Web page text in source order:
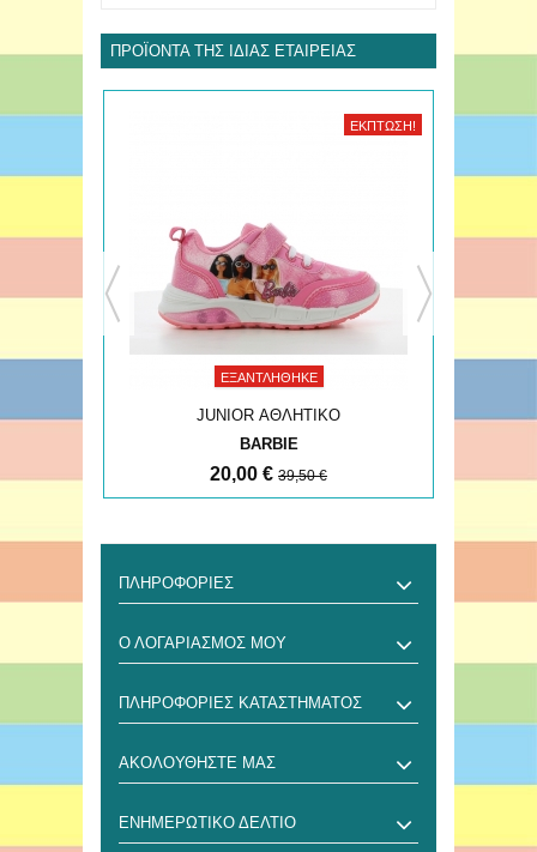
ΠΡΟΪΌΝΤΑ ΤΗΣ ΊΔΙΑΣ ΕΤΑΙΡΕΊΑΣ
ΈΚΠΤΩΣΗ!
ΕΞΑΝΤΛΉΘΗΚΕ
JUNIOR ΑΘΛΗΤΙΚΟ
BARBIE
20,00 € 39,50 €
ΠΛΗΡΟΦΟΡΊΕΣ
Ο ΛΟΓΑΡΙΑΣΜΌΣ ΜΟΥ
ΠΛΗΡΟΦΟΡΊΕΣ ΚΑΤΑΣΤΉΜΑΤΟΣ
ΑΚΟΛΟΥΘΉΣΤΕ ΜΑΣ
ΕΝΗΜΕΡΩΤΙΚΌ ΔΕΛΤΊΟ